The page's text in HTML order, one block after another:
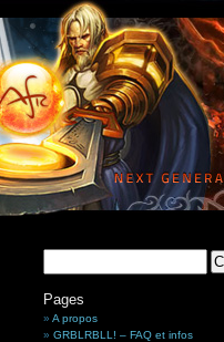
Pages
A propos
GRBLRBLL! – FAQ et infos